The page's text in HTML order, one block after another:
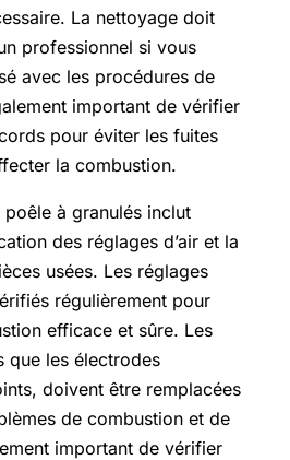
La nettoyage doit
professionnel si vous
avec les procédures de
important de vérifier
pour éviter les fuites
la combustion.
poêle à granulés inclut
des réglages d’air et la
usées. Les réglages
régulièrement pour
efficace et sûre. Les
que les électrodes
doivent être remplacées
de combustion et de
important de vérifier